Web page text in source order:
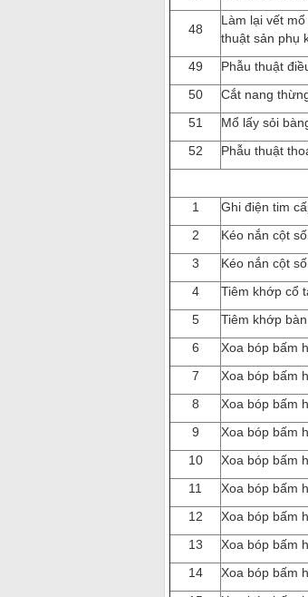
48
Làm lại vết
thuật sản phụ
49 Phẫu thuật
50
Cắt nang
51
Mổ lấy sỏi
52
Phẫu thuật
1
Ghi điện tim
2
Kéo nắn cột
3
Kéo nắn cột
4
Tiêm khớp cổ
5
Tiêm khớp
6
Xoa bóp bấm
7
Xoa bóp bấm
8
Xoa bóp bấm
9
Xoa bóp bấm
10
Xoa bóp bấm
11
Xoa bóp bấm
12
Xoa bóp bấm
13
Xoa bóp bấm
14
Xoa bóp bấm